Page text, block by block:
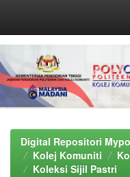
navigation
Digital Repositori
Kolej Komuniti
Koleksi Sijil Pastri